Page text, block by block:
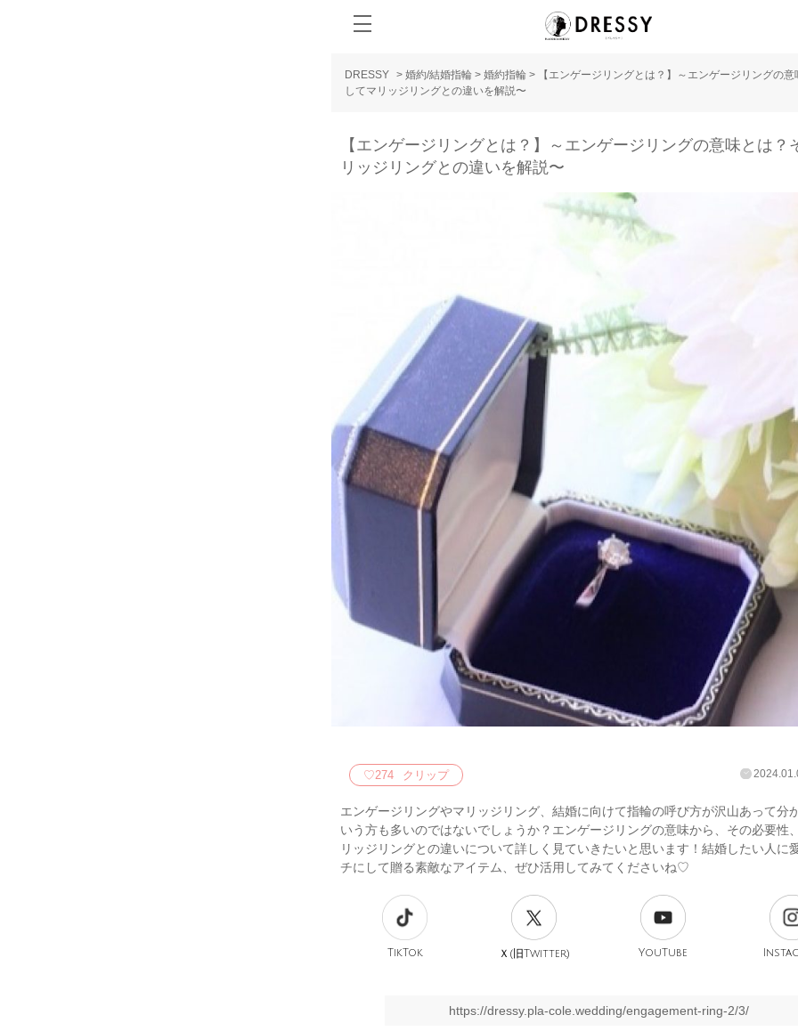
DRESSY > 婚約/結婚指輪 > 婚約指輪 >
【エンゲージリングとは？】～エンゲージリングの意
してマリッジリングとの違いを解説〜
【エンゲージリングとは？】～エンゲージリングの意味とは？
リッジリングとの違いを解説〜
♡274 クリップ
エンゲージリングやマリッジリング、結婚に向けて指輪の呼び方が沢山あって分
いう方も多いのではないでしょうか？エンゲージリングの意味から、その必要性
リッジリングとの違いについて詳しく見ていきたいと思います！結婚したい人に
チにして贈る素敵なアイテム、ぜひ活用してみてくださいね♡
TikTok Ｘ(旧Twitter) YouTube
https://dressy.pla-cole.wedding/engagement-ring-2/3/